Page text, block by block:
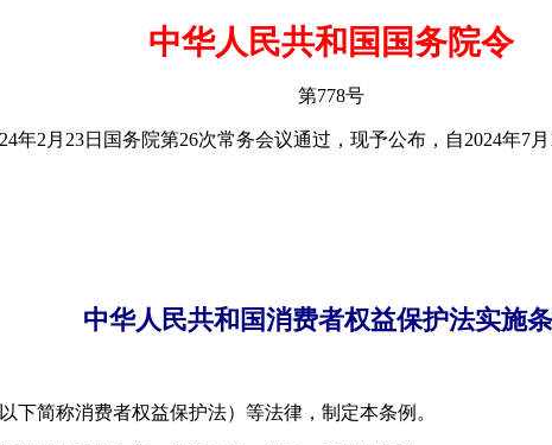
中华人民共和国国务院令
第778号
年2月23日国务院第26次常务会议通过，现予公布，自2024年7月
中华人民共和国消费者权益保护法实施
简称消费者权益保护法）等法律，制定本条例。